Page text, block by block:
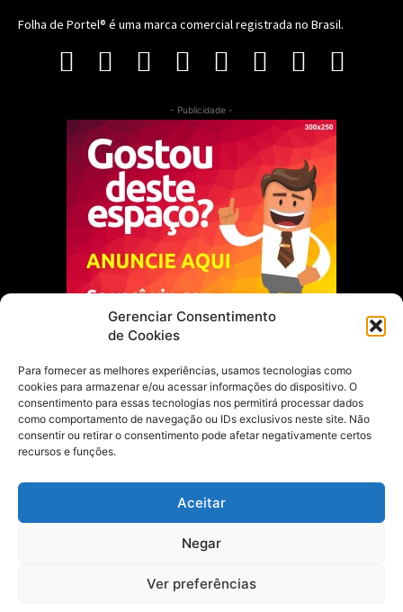
Gerenciar Consentimento
de Cookies
Para fornecer as melhores experiências, usamos tecnologias como
cookies para armazenar e/ou acessar informações do dispositivo. O
consentimento para essas tecnologias nos permitirá processar dados
como comportamento de navegação ou IDs exclusivos neste site. Não
consentir ou retirar o consentimento pode afetar negativamente certos
recursos e funções.
Aceitar
Negar
Ver preferências
Folha de Portel® é uma marca comercial registrada no Brasil.
- Publicidade -
Escolha do Editor
Justiça Itinerante garante regularização
fundiária e casamento comunitário para
famílias em Portel
21 de maio de 2026
feminino pelos Jogos Estudantis Paraenses